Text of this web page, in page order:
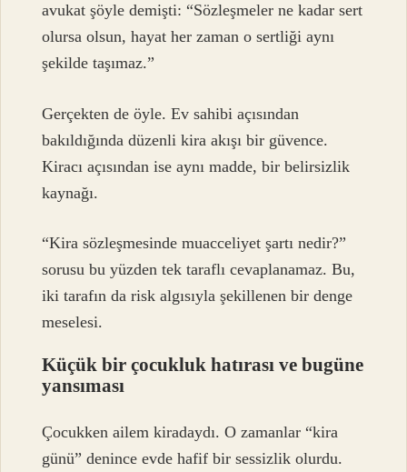
avukat şöyle demişti: “Sözleşmeler ne kadar sert
olursa olsun, hayat her zaman o sertliği aynı
şekilde taşımaz.”
Gerçekten de öyle. Ev sahibi açısından
bakıldığında düzenli kira akışı bir güvence.
Kiracı açısından ise aynı madde, bir belirsizlik
kaynağı.
“Kira sözleşmesinde muacceliyet şartı nedir?”
sorusu bu yüzden tek taraflı cevaplanamaz. Bu,
iki tarafın da risk algısıyla şekillenen bir denge
meselesi.
Küçük bir çocukluk hatırası ve bugüne
yansıması
Çocukken ailem kiradaydı. O zamanlar “kira
günü” denince evde hafif bir sessizlik olurdu.